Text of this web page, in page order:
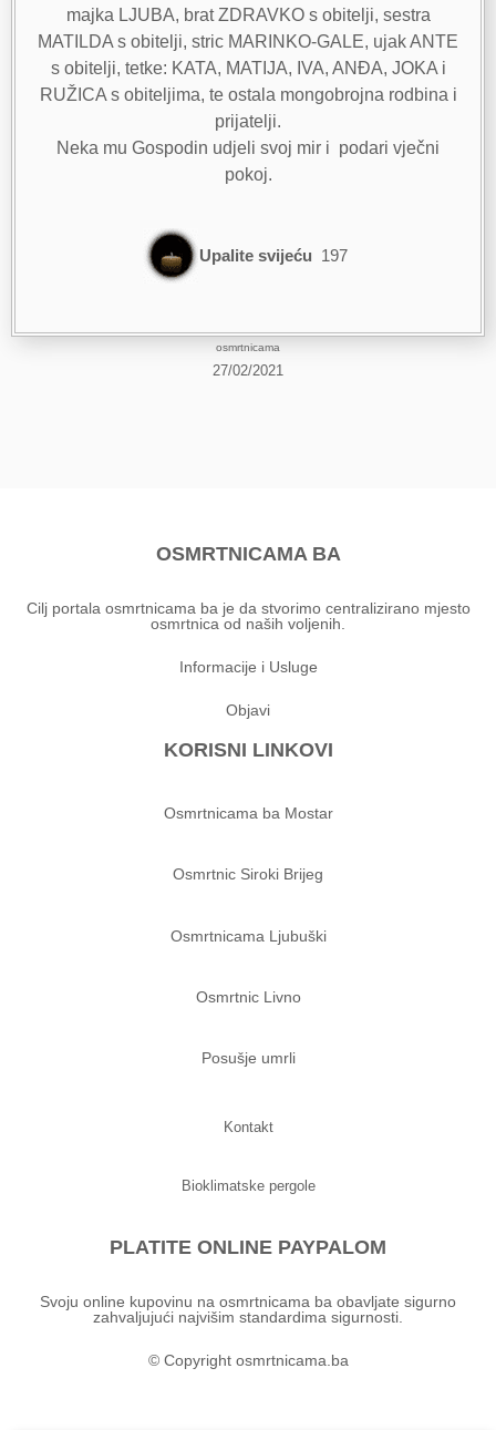
majka LJUBA, brat ZDRAVKO s obitelji, sestra
MATILDA s obitelji, stric MARINKO-GALE, ujak ANTE
s obitelji, tetke: KATA, MATIJA, IVA, ANĐA, JOKA i
RUŽICA s obiteljima, te ostala mongobrojna rodbina i
prijatelji.
Neka mu Gospodin udjeli svoj mir i podari vječni
pokoj.
Upalite svijeću 197
osmrtnicama
27/02/2021
OSMRTNICAMA BA
Cilj portala osmrtnicama ba je da stvorimo centralizirano mjesto
osmrtnica od naših voljenih.
Informacije i Usluge
Objavi
KORISNI LINKOVI
Osmrtnicama ba Mostar
Osmrtnic Siroki Brijeg
Osmrtnicama Ljubuški
Osmrtnic Livno
Posušje umrli
Kontakt
Bioklimatske pergole
PLATITE ONLINE PAYPALOM
Svoju online kupovinu na osmrtnicama ba obavljate sigurno
zahvaljujući najvišim standardima sigurnosti.
© Copyright osmrtnicama.ba